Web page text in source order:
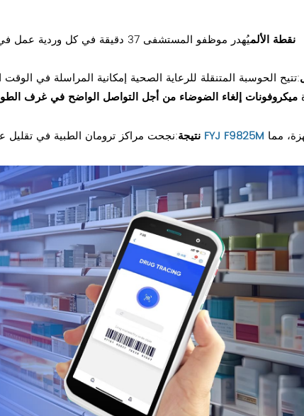
نقطة الألم
يُهدر موظفو المستشفى 37 دقيقة
ميكروفونات إلغاء الضوضاء من أجل التواصل الواضح في غرف
نتيجة FYJ F9825M